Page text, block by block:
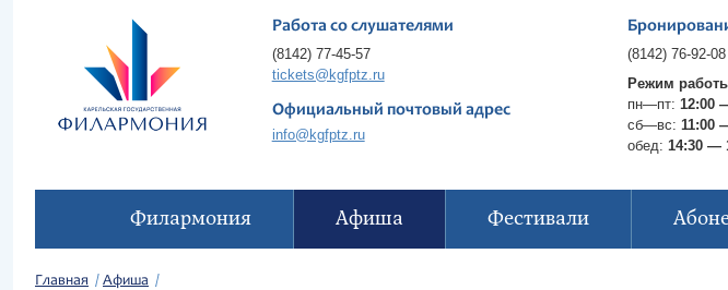
Работа со слушателями
(8142) 77-45-57
tickets@kgfptz.ru
Официальный почтовый адрес
info@kgfptz.ru
(8142) 76-92-08
Режим
пн—пт: 12:00
сб—вс: 11:00
обед: 14:30 —
Филармония Афиша Фестивали
Главная Афиша